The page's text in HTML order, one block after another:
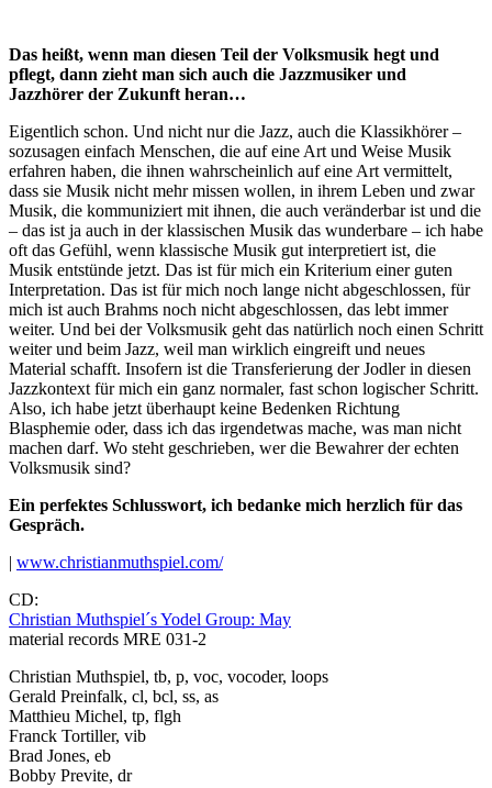
Das heißt, wenn man diesen Teil der Volksmusik hegt und
pflegt, dann zieht man sich auch die Jazzmusiker und
Jazzhörer der Zukunft heran…
Eigentlich schon. Und nicht nur die Jazz, auch die Klassikhörer –
sozusagen einfach Menschen, die auf eine Art und Weise Musik
erfahren haben, die ihnen wahrscheinlich auf eine Art vermittelt,
dass sie Musik nicht mehr missen wollen, in ihrem Leben und zwar
Musik, die kommuniziert mit ihnen, die auch veränderbar ist und die
– das ist ja auch in der klassischen Musik das wunderbare – ich habe
oft das Gefühl, wenn klassische Musik gut interpretiert ist, die
Musik entstünde jetzt. Das ist für mich ein Kriterium einer guten
Interpretation. Das ist für mich noch lange nicht abgeschlossen, für
mich ist auch Brahms noch nicht abgeschlossen, das lebt immer
weiter. Und bei der Volksmusik geht das natürlich noch einen Schritt
weiter und beim Jazz, weil man wirklich eingreift und neues
Material schafft. Insofern ist die Transferierung der Jodler in diesen
Jazzkontext für mich ein ganz normaler, fast schon logischer Schritt.
Also, ich habe jetzt überhaupt keine Bedenken Richtung
Blasphemie oder, dass ich das irgendetwas mache, was man nicht
machen darf. Wo steht geschrieben, wer die Bewahrer der echten
Volksmusik sind?
Ein perfektes Schlusswort, ich bedanke mich herzlich für das
Gespräch.
| www.christianmuthspiel.com/
CD:
Christian Muthspiel´s Yodel Group: May
material records MRE 031-2
Christian Muthspiel, tb, p, voc, vocoder, loops
Gerald Preinfalk, cl, bcl, ss, as
Matthieu Michel, tp, flgh
Franck Tortiller, vib
Brad Jones, eb
Bobby Previte, dr